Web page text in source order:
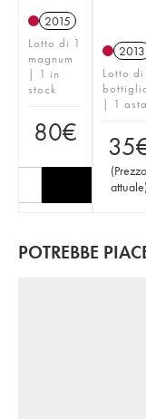
2015
Lotto di 1
magnum
| 1 in
stock
80€
2013
Lotto di
| 1 asta
35
(Prezzo
attuale)
POTREBBE